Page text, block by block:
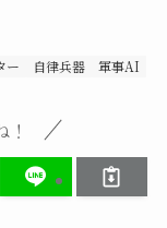
ー 自律兵器 軍事AI